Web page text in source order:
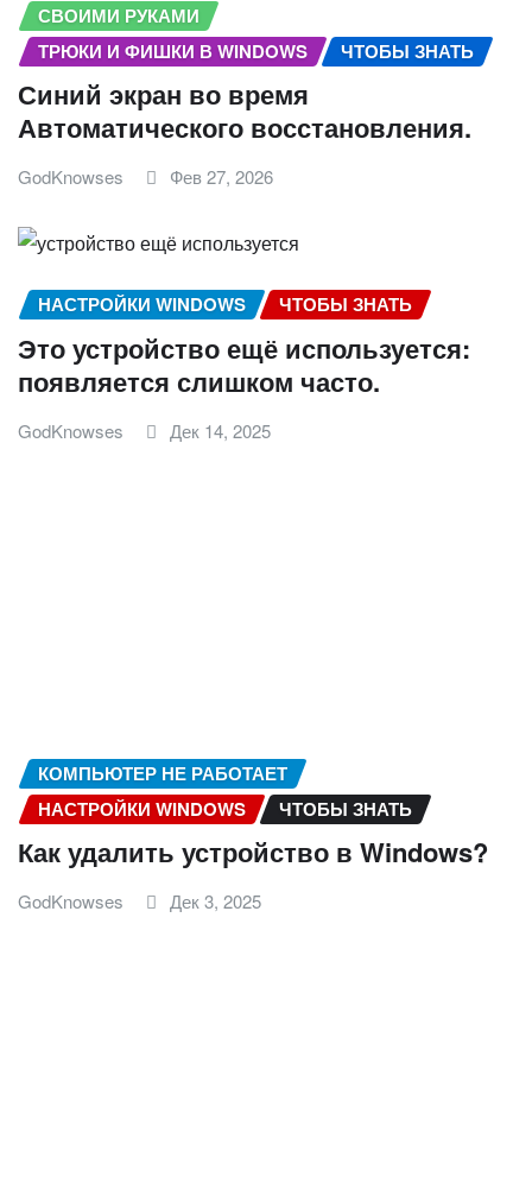
СВОИМИ РУКАМИ
ТРЮКИ И ФИШКИ В WINDOWS
ЧТОБЫ ЗНАТЬ
Синий экран во время
Автоматического восстановления.
GodKnowses Фев 27, 2026
НАСТРОЙКИ WINDOWS ЧТОБЫ ЗНАТЬ
Это устройство ещё используется:
появляется слишком часто.
GodKnowses Дек 14, 2025
КОМПЬЮТЕР НЕ РАБОТАЕТ
НАСТРОЙКИ WINDOWS
ЧТОБЫ ЗНАТЬ
Как удалить устройство в Windows?
GodKnowses Дек 3, 2025